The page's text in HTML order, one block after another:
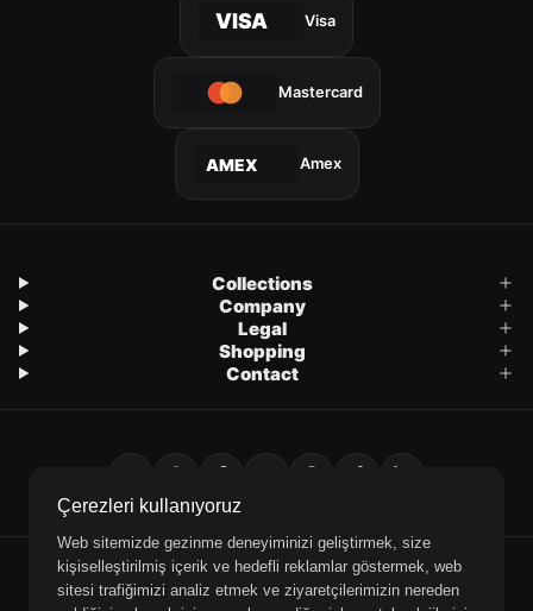
VISA Visa
Mastercard
AMEX Amex
Collections
Company
Legal
Shopping
Contact
E-Mail WhatsApp Phone
Çerezleri kullanıyoruz
Web sitemizde gezinme deneyiminizi geliştirmek, size
kişiselleştirilmiş içerik ve hedefli reklamlar göstermek, web
sitesi trafiğimizi analiz etmek ve ziyaretçilerimizin nereden